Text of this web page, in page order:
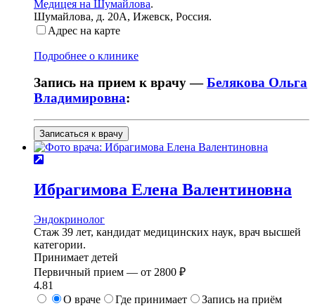
Медицея на Шумайлова.
Шумайлова, д. 20А, Ижевск, Россия.
Адрес на карте
Подробнее о клинике
Запись на прием к врачу —Белякова Ольга
Владимировна:
Записаться к врачу
Ибрагимова Елена Валентиновна
Эндокринолог
Стаж 39 лет, кандидат медицинских наук, врач высшей
категории.
Принимает детей
Первичный прием — от 2800 ₽
4.81
О враче
Где принимает Запись на приём